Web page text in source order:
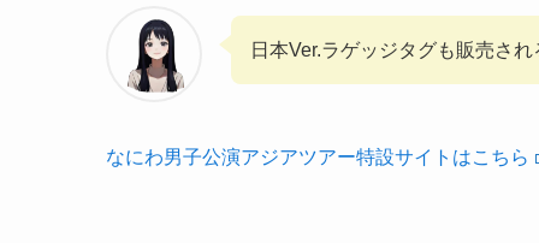
日本Ver.ラゲッジタグも販売され
なにわ男子公演アジアツアー特設サイトはこちら